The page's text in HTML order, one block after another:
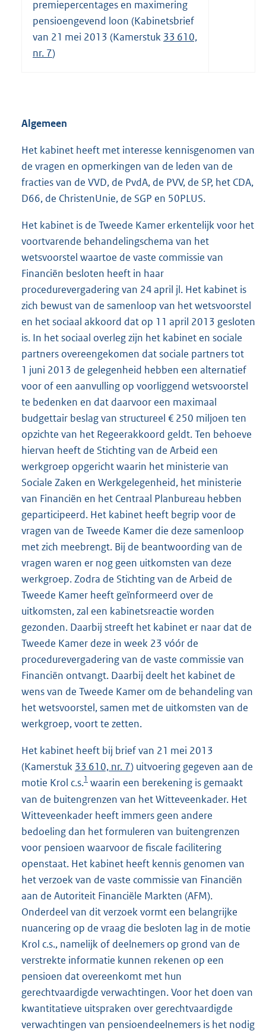
premiepercentages en maximering
pensioengevend loon (Kabinetsbrief
van 21 mei 2013 (Kamerstuk 33 610,
nr. 7)
Algemeen
Het kabinet heeft met interesse kennisgenomen van
de vragen en opmerkingen van de leden van de
fracties van de VVD, de PvdA, de PVV, de SP, het CDA,
D66, de ChristenUnie, de SGP en 50PLUS.
Het kabinet is de Tweede Kamer erkentelijk voor het
voortvarende behandelingschema van het
wetsvoorstel waartoe de vaste commissie van
Financiën besloten heeft in haar
procedurevergadering van 24 april jl. Het kabinet is
zich bewust van de samenloop van het wetsvoorstel
en het sociaal akkoord dat op 11 april 2013 gesloten
is. In het sociaal overleg zijn het kabinet en sociale
partners overeengekomen dat sociale partners tot
1 juni 2013 de gelegenheid hebben een alternatief
voor of een aanvulling op voorliggend wetsvoorstel
te bedenken en dat daarvoor een maximaal
budgettair beslag van structureel € 250 miljoen ten
opzichte van het Regeerakkoord geldt. Ten behoeve
hiervan heeft de Stichting van de Arbeid een
werkgroep opgericht waarin het ministerie van
Sociale Zaken en Werkgelegenheid, het ministerie
van Financiën en het Centraal Planbureau hebben
geparticipeerd. Het kabinet heeft begrip voor de
vragen van de Tweede Kamer die deze samenloop
met zich meebrengt. Bij de beantwoording van de
vragen waren er nog geen uitkomsten van deze
werkgroep. Zodra de Stichting van de Arbeid de
Tweede Kamer heeft geïnformeerd over de
uitkomsten, zal een kabinetsreactie worden
gezonden. Daarbij streeft het kabinet er naar dat de
Tweede Kamer deze in week 23 vóór de
procedurevergadering van de vaste commissie van
Financiën ontvangt. Daarbij deelt het kabinet de
wens van de Tweede Kamer om de behandeling van
het wetsvoorstel, samen met de uitkomsten van de
werkgroep, voort te zetten.
Het kabinet heeft bij brief van 21 mei 2013
(Kamerstuk 33 610, nr. 7) uitvoering gegeven aan de
motie Krol c.s.1 waarin een berekening is gemaakt
van de buitengrenzen van het Witteveenkader. Het
Witteveenkader heeft immers geen andere
bedoeling dan het formuleren van buitengrenzen
voor pensioen waarvoor de fiscale facilitering
openstaat. Het kabinet heeft kennis genomen van
het verzoek van de vaste commissie van Financiën
aan de Autoriteit Financiële Markten (AFM).
Onderdeel van dit verzoek vormt een belangrijke
nuancering op de vraag die besloten lag in de motie
Krol c.s., namelijk of deelnemers op grond van de
verstrekte informatie kunnen rekenen op een
pensioen dat overeenkomt met hun
gerechtvaardigde verwachtingen. Voor het doen van
kwantitatieve uitspraken over gerechtvaardigde
verwachtingen van pensioendeelnemers is het nodig